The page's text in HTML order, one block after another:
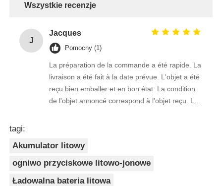
Wszystkie recenzje
J
Jacques
Pomocny (1)
La préparation de la commande a été rapide. La
livraison a été fait à la date prévue. L'objet a été
reçu bien emballer et en bon état. La condition
de l'objet annoncé correspond à l'objet reçu. Le
tagi:
Akumulator litowy
ogniwo przyciskowe litowo-jonowe
Ładowalna bateria litowa